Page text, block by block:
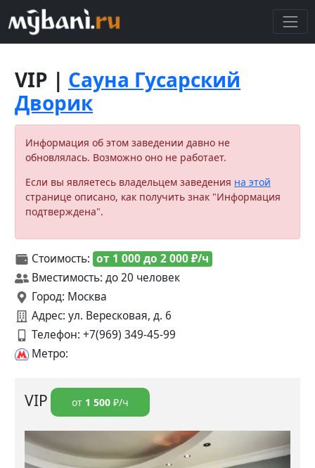
VIP | Сауна Гусарский
Дворик
Информация об этом заведении давно не
обновлялась. Возможно оно не работает.
Если вы являетесь владельцем заведения на этой
странице описано, как получить знак "Информация
подтверждена".
Стоимость: от 1 000 до 2 000 ₽/ч
Вместимость: до 20 человек
Город: Москва
Адрес: ул. Вересковая, д. 6
Телефон: +7(969) 349-45-99
Метро:
VIP от 1 500 ₽/ч